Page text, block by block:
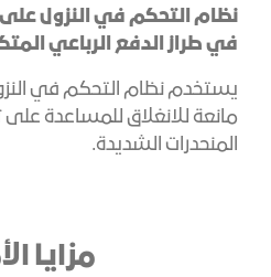
نظام التحكم في النزول على
في طراز الدفع الرباعي
يستخدم نظام التحكم في
مانعة للانغلاق للمساعدة
المنحدرات الشديدة.
مزايا